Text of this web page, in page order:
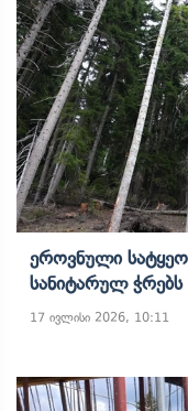
Ეროვნული Სატყეო
Სანიტარულ
17 ივლისი 2026, 10:11